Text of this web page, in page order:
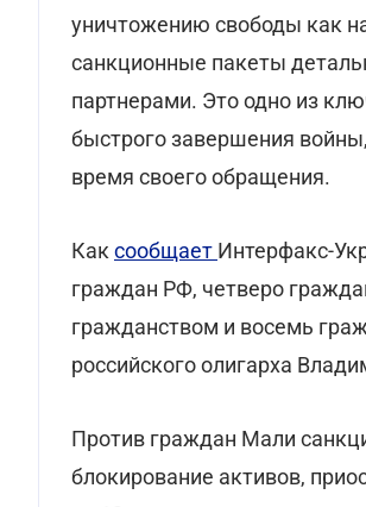
уничтожению свободы как
санкционные пакеты
партнерами. Это одно из
быстрого завершения
время своего обращения.
Как сообщает Интерфакс-
граждан РФ, четверо
гражданством и восемь
российского олигарха
Против граждан Мали
блокирование активов,